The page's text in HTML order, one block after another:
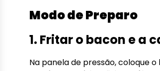
Modo de Preparo
1. Fritar o bacon e a
Na panela de pressão, coloque